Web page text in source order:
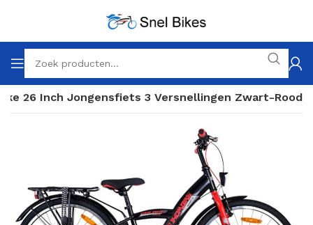
26 Inch Jongensfiets 3 Versnellingen Zwart-Rood